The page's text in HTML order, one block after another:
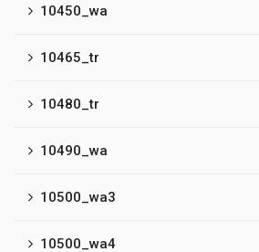
10450_wa
10465_tr
10480_tr
10490_wa
10500_wa3
10500_wa4